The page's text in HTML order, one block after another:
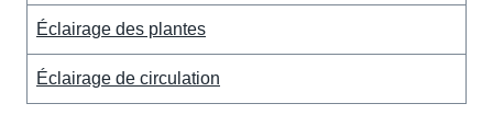
Éclairage des plantes
Éclairage de circulation